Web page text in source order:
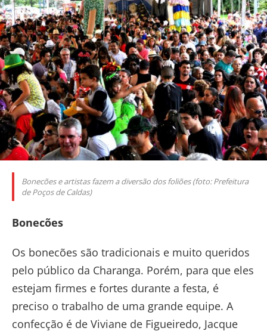
Bonecões e artistas fazem a diversão dos foliões (foto: Prefeitura
de Poços de Caldas)
Bonecões
Os bonecões são tradicionais e muito queridos
pelo público da Charanga. Porém, para que eles
estejam firmes e fortes durante a festa, é
preciso o trabalho de uma grande equipe. A
confecção é de Viviane de Figueiredo, Jacque